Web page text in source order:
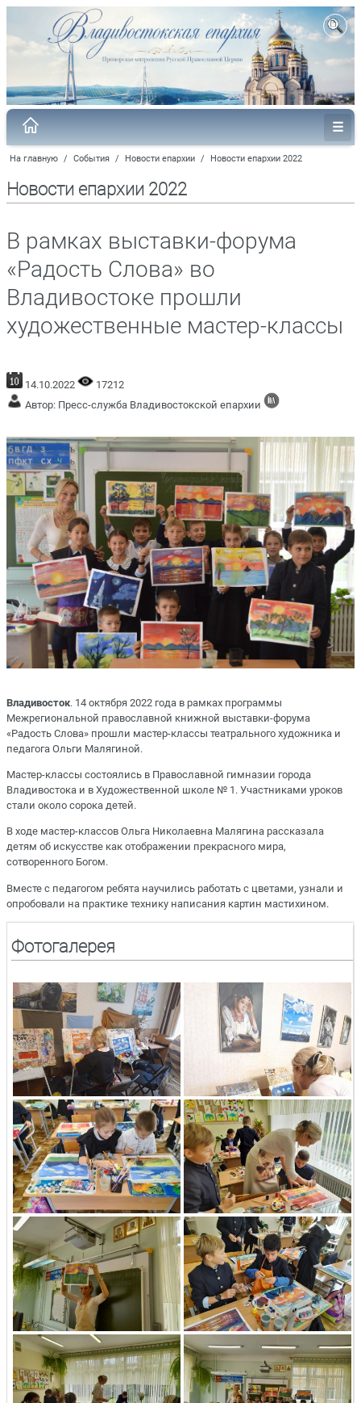
На главную / События / Новости епархии / Новости епархии 2022
Новости епархии 2022
В рамках выставки-форума
«Радость Слова» во
Владивостоке прошли
художественные мастер-классы
14.10.2022
17212
Автор: Пресс-служба Владивостокской епархии
Владивосток. 14 октября 2022 года в рамках программы
Межрегиональной православной книжной выставки-форума
«Радость Слова» прошли мастер-классы театрального художника и
педагога Ольги Малягиной.
Мастер-классы состоялись в Православной гимназии города
Владивостока и в Художественной школе № 1. Участниками уроков
стали около сорока детей.
В ходе мастер-классов Ольга Николаевна Малягина рассказала
детям об искусстве как отображении прекрасного мира,
сотворенного Богом.
Вместе с педагогом ребята научились работать с цветами, узнали и
опробовали на практике технику написания картин мастихином.
Фотогалерея